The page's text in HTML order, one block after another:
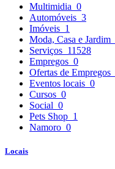
Multimidia 0
Automóveis 3
Imóveis 1
Moda, Casa e Jardim
Serviços 11528
Empregos 0
Ofertas de Empregos
Eventos locais 0
Cursos 0
Social 0
Pets Shop 1
Namoro 0
Locais